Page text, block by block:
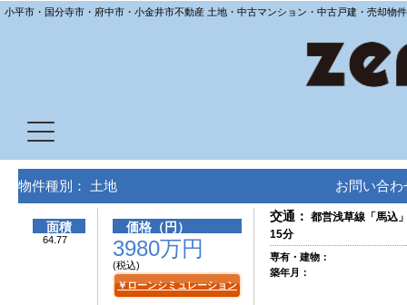
小平市・国分寺市・府中市・小金井市不動産 土地・中古マンション・中古戸建・売却物
物件種別： 土地 お問い合
面積
64.77
価格（円）
3980万円
(税込)
￥ローンシミュレーション
交通： 都営浅草線「馬込
15分
専有・建物：
築年月：